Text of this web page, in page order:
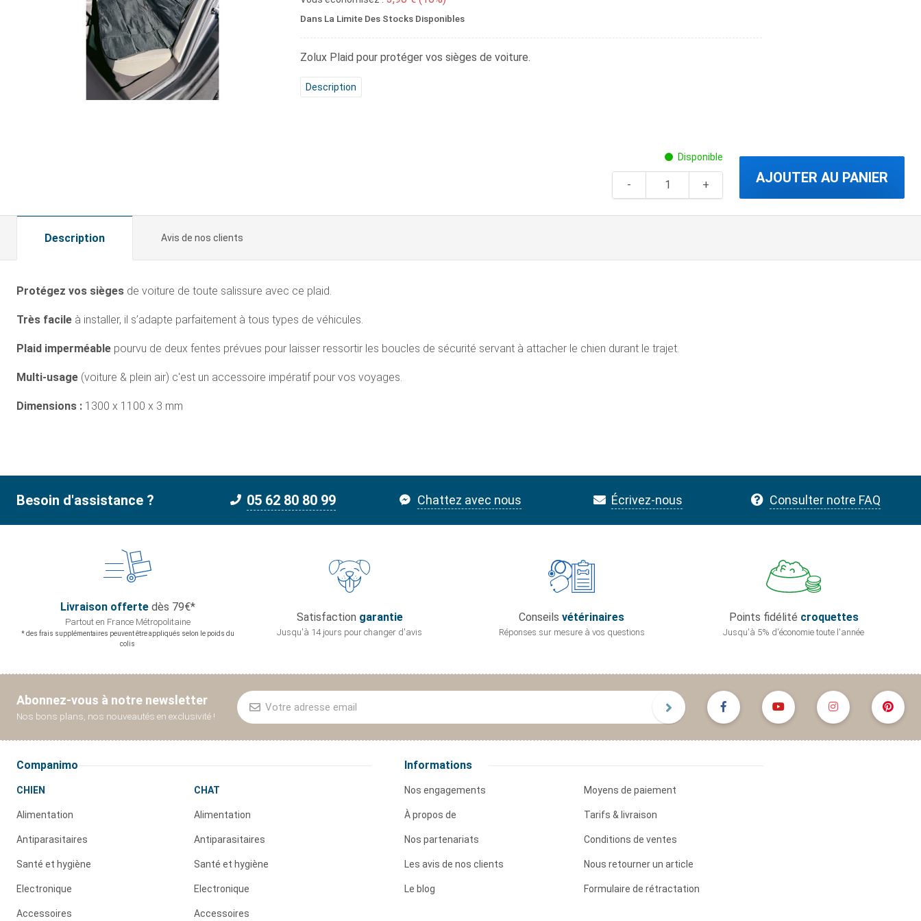
Dans La Limite Des Stocks Disponibles
Zolux Plaid pour protéger vos sièges de voiture.
Description
Disponible
AJOUTER AU PANIER
Description Avis de nos clients
Protégez vos sièges de voiture de toute salissure avec ce plaid.
Très facile à installer, il s’adapte parfaitement à tous types de véhicules.
Plaid imperméable pourvu de deux fentes prévues pour laisser ressortir les boucles de sécurité servant à attacher le chien durant le trajet.
Multi-usage (voiture & plein air) c'est un accessoire impératif pour vos voyages.
Dimensions : 1300 x 1100 x 3 mm
Besoin d'assistance ? 05 62 80 80 99 Chattez avec nous Écrivez-nous Consulter notre FAQ
Livraison offertedès 79€*
Partout en France Métropolitaine
* des frais supplémentaires peuvent être appliqués selon le poids du
colis
Satisfaction garantie
Jusqu'à 14 jours pour changer d'avis
Conseils vétérinaires
Réponses sur mesure à vos questions
Points fidélité croquettes
Jusqu'à 5% d'économie toute l'année
Abonnez-vous à notre newsletter
Nos bons plans, nos nouveautés en exclusivité !
Companimo
CHIEN
Alimentation
Antiparasitaires
Santé et hygiène
Electronique
Accessoires
CHAT
Alimentation
Antiparasitaires
Santé et hygiène
Electronique
Accessoires
Informations
Nos engagements
À propos de
Nos partenariats
Les avis de nos clients
Le blog
Moyens de paiement
Tarifs & livraison
Conditions de ventes
Nous retourner un article
Formulaire de rétractation